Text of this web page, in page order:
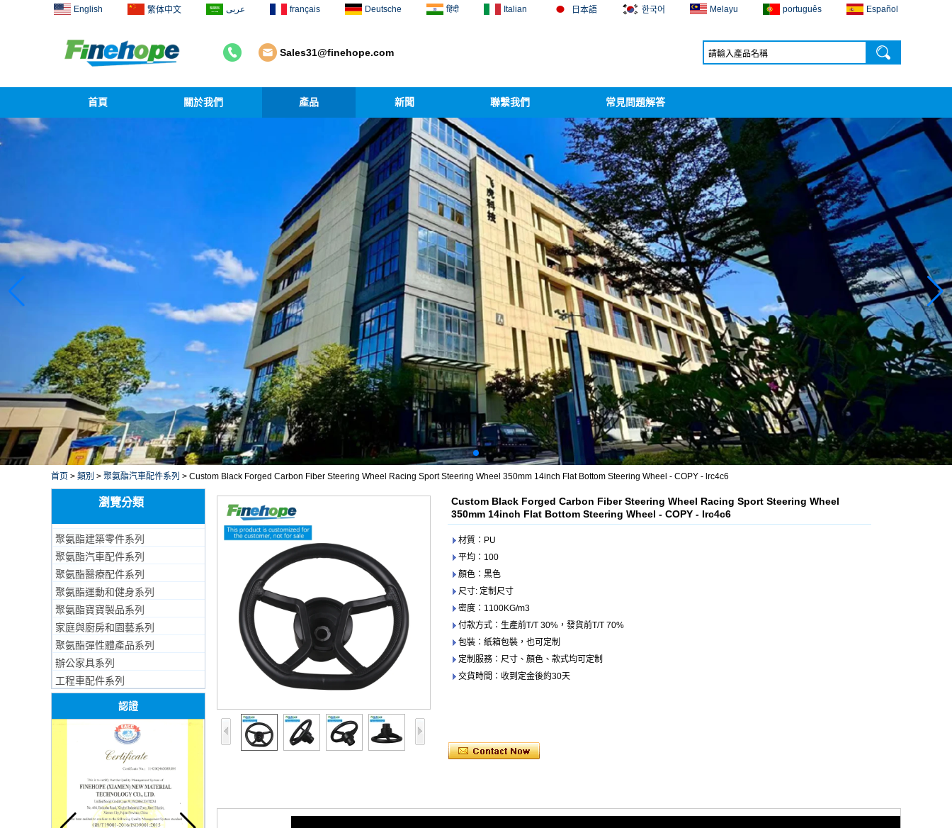
English 繁体中文 عربى français Deutsche हिंदी Italian 日本語 한국어 Melayu português Español
Sales31@finehope.com
首頁 關於我們 產品 新聞 聯繫我們 常見問題解答
首页 > 類別 > 聚氨酯汽車配件系列 > Custom Black Forged Carbon Fiber Steering Wheel Racing Sport Steering Wheel 350mm 14inch Flat Bottom Steering Wheel - COPY - lrc4c6
瀏覽分類
聚氨酯建築零件系列
聚氨酯汽車配件系列
聚氨酯醫療配件系列
聚氨酯運動和健身系列
聚氨酯寶寶製品系列
家庭與廚房和園藝系列
聚氨酯彈性體產品系列
辦公家具系列
工程車配件系列
認證
Custom Black Forged Carbon Fiber Steering Wheel Racing Sport Steering Wheel
350mm 14inch Flat Bottom Steering Wheel - COPY - lrc4c6
材質：PU
平均：100
顏色：黑色
尺寸: 定制尺寸
密度：1100KG/m3
付款方式：生產前T/T 30%，發貨前T/T 70%
包裝：紙箱包裝，也可定制
定制服務：尺寸、顏色、款式均可定制
交貨時間：收到定金後約30天